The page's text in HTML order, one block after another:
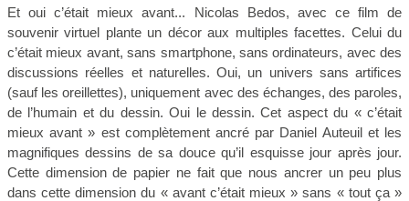
Et oui c’était mieux avant... Nicolas Bedos, avec ce film de
souvenir virtuel plante un décor aux multiples facettes. Celui du
c’était mieux avant, sans smartphone, sans ordinateurs, avec des
discussions réelles et naturelles. Oui, un univers sans artifices
(sauf les oreillettes), uniquement avec des échanges, des paroles,
de l’humain et du dessin. Oui le dessin. Cet aspect du « c’était
mieux avant » est complètement ancré par Daniel Auteuil et les
magnifiques dessins de sa douce qu’il esquisse jour après jour.
Cette dimension de papier ne fait que nous ancrer un peu plus
dans cette dimension du « avant c’était mieux » sans « tout ça »